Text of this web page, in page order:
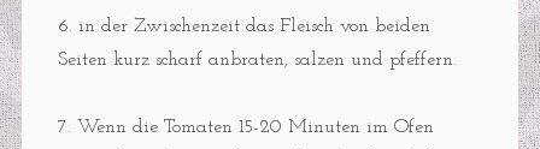
6. in der Zwischenzeit das Fleisch von beiden
Seiten kurz scharf anbraten, salzen und pfeffern.
7. Wenn die Tomaten 15-20 Minuten im Ofen